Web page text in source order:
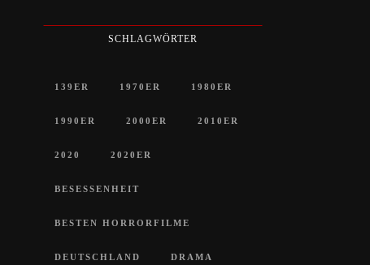
SCHLAGWÖRTER
139ER 1970ER 1980ER
1990ER 2000ER 2010ER
2020 2020ER
BESESSENHEIT
BESTEN HORRORFILME
DEUTSCHLAND DRAMA